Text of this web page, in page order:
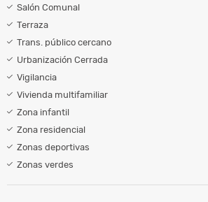
Salón Comunal
Terraza
Trans. público cercano
Urbanización Cerrada
Vigilancia
Vivienda multifamiliar
Zona infantil
Zona residencial
Zonas deportivas
Zonas verdes